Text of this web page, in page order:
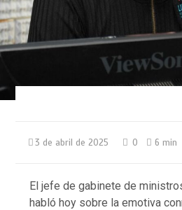
3 de abril de 2025 0 6 min
El jefe de gabinete de
habló hoy sobre la emotiva